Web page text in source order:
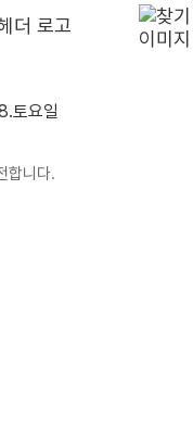
토요일
합니다.